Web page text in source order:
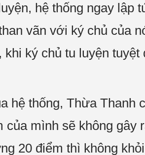
hệ thống ngay lập
vãn với ký chủ của
ký chủ tu luyện
hệ thống, Thừa Thanh
của mình sẽ không gây
20 điểm thì không